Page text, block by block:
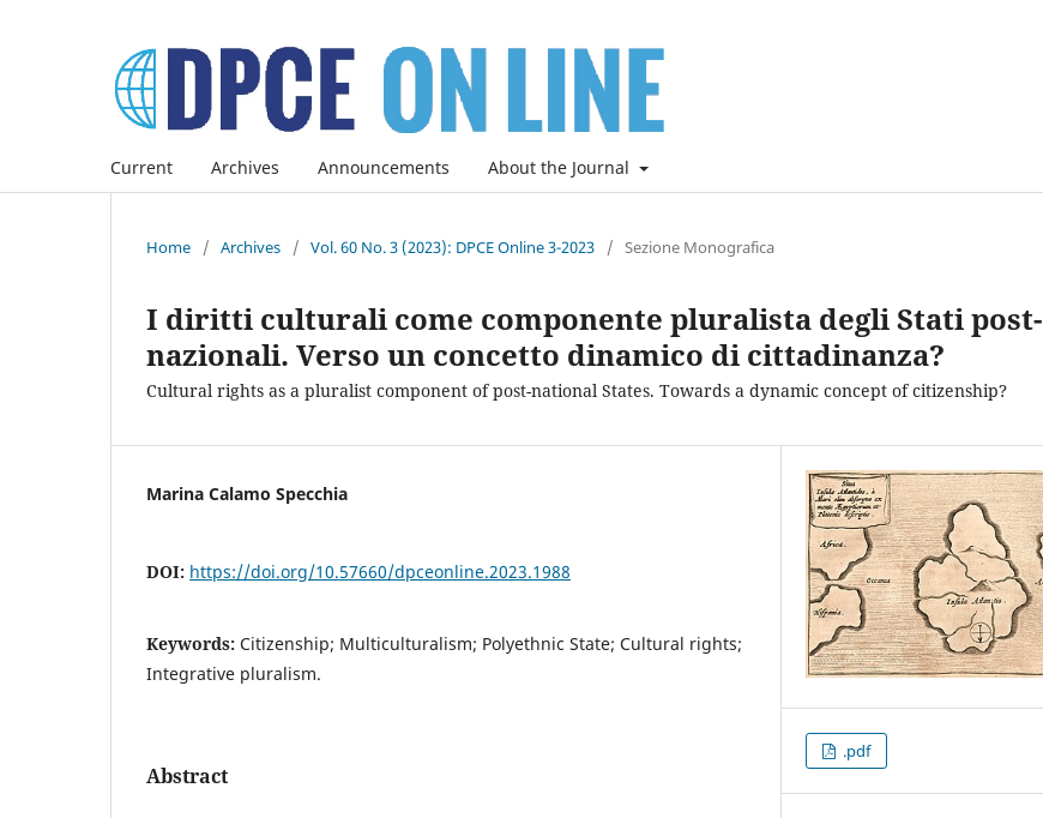
Current Archives Announcements About the Journal
Home / Archives / Vol. 60 No. 3 (2023): DPCE Online 3-2023 / Sezione Monografica
I diritti culturali come componente pluralista degli Stati post-
nazionali. Verso un concetto dinamico di cittadinanza?
Cultural rights as a pluralist component of post-national States. Towards a dynamic concept of citizenship?
Marina Calamo Specchia
DOI: https://doi.org/10.57660/dpceonline.2023.1988
Keywords: Citizenship; Multiculturalism; Polyethnic State; Cultural rights;
Integrative pluralism.
Abstract
.pdf